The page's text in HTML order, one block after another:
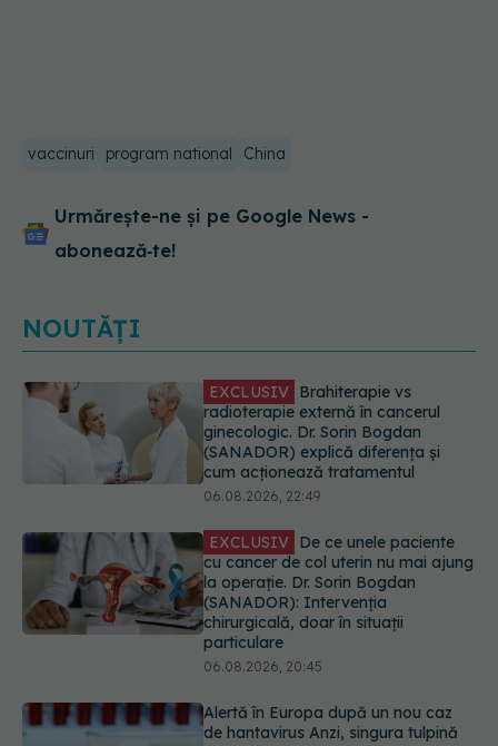
vaccinuri program national China
Urmărește-ne și pe Google News -
abonează‑te!
NOUTĂȚI
EXCLUSIV De ce unele paciente
cu cancer de col uterin nu mai ajung
la operație. Dr. Sorin Bogdan
(SANADOR): Intervenția
chirurgicală, doar în situații
particulare
06.08.2026, 20:45
Alertă în Europa după un nou caz
de hantavirus Anzi, singura tulpină
care se transmite de la om la om
06.08.2026, 20:06
Mii de angajați din Sănătate ar
putea primi salarii mai mari.
Sindicatele cer schimbarea legii